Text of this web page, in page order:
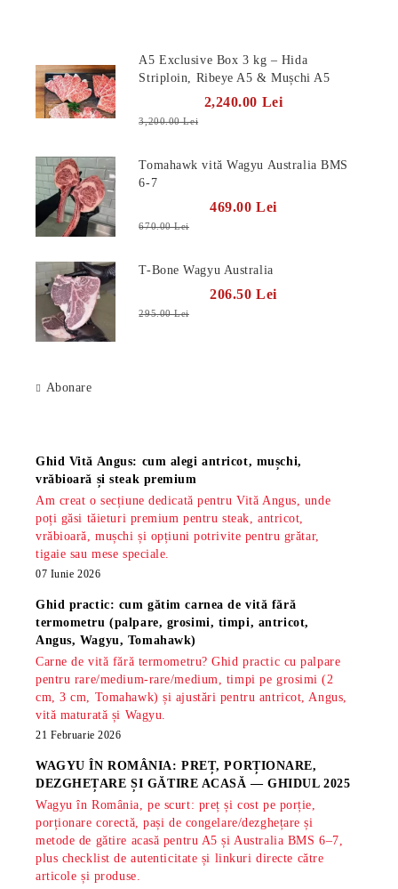
A5 Exclusive Box 3 kg – Hida
Striploin, Ribeye A5 & Mușchi A5
2,240.00 Lei
3,200.00 Lei
Tomahawk vită Wagyu Australia BMS
6-7
469.00 Lei
670.00 Lei
T-Bone Wagyu Australia
206.50 Lei
295.00 Lei
Abonare
Ghid Vită Angus: cum alegi antricot, mușchi,
vrăbioară și steak premium
Am creat o secțiune dedicată pentru Vită Angus, unde
poți găsi tăieturi premium pentru steak, antricot,
vrăbioară, mușchi și opțiuni potrivite pentru grătar,
tigaie sau mese speciale.
07 Iunie 2026
Ghid practic: cum gătim carnea de vită fără
termometru (palpare, grosimi, timpi, antricot,
Angus, Wagyu, Tomahawk)
Carne de vită fără termometru? Ghid practic cu palpare
pentru rare/medium-rare/medium, timpi pe grosimi (2
cm, 3 cm, Tomahawk) și ajustări pentru antricot, Angus,
vită maturată și Wagyu.
21 Februarie 2026
WAGYU ÎN ROMÂNIA: PREȚ, PORȚIONARE,
DEZGHEȚARE ȘI GĂTIRE ACASĂ — GHIDUL 2025
Wagyu în România, pe scurt: preț și cost pe porție,
porționare corectă, pași de congelare/dezghețare și
metode de gătire acasă pentru A5 și Australia BMS 6–7,
plus checklist de autenticitate și linkuri directe către
articole și produse.